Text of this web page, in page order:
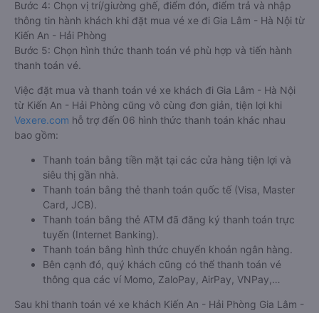
Bước 4: Chọn vị trí/giường ghế, điểm đón, điểm trả và nhập
thông tin hành khách khi đặt mua vé xe đi Gia Lâm - Hà Nội từ
Kiến An - Hải Phòng
Bước 5: Chọn hình thức thanh toán vé phù hợp và tiến hành
thanh toán vé.
Việc đặt mua và thanh toán vé xe khách đi Gia Lâm - Hà Nội
từ Kiến An - Hải Phòng cũng vô cùng đơn giản, tiện lợi khi
Vexere.com hỗ trợ đến 06 hình thức thanh toán khác nhau
bao gồm:
Thanh toán bằng tiền mặt tại các cửa hàng tiện lợi và
siêu thị gần nhà.
Thanh toán bằng thẻ thanh toán quốc tế (Visa, Master
Card, JCB).
Thanh toán bằng thẻ ATM đã đăng ký thanh toán trực
tuyến (Internet Banking).
Thanh toán bằng hình thức chuyển khoản ngân hàng.
Bên cạnh đó, quý khách cũng có thể thanh toán vé
thông qua các ví Momo, ZaloPay, AirPay, VNPay,…
Sau khi thanh toán vé xe khách Kiến An - Hải Phòng Gia Lâm -